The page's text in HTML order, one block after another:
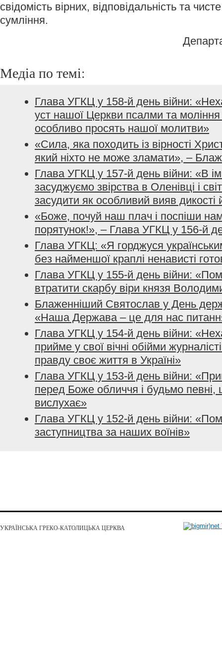
свідомість вірних, відповідальність та
сумління.
Медіа по темі:
Глава УГКЦ у 158-й день війни:
уст нашої Церкви псалми та моління
особливо просять нашої молитви»
«Сила, яка походить із вірності
який ніхто не може зламати», –
Глава УГКЦ у 157-й день війни: «В
засуджуємо звірства в Оленівці і
засудити як особливий вияв дикості
«Боже, почуй наш плач і поспіши
порятунок!», – Глава УГКЦ у 156-й
Глава УГКЦ: «Я горджуся
без найменшої краплі ненависті
Глава УГКЦ у 155-й день війни:
втратити скарбу віри князя
Блаженніший Святослав у День
«Наша Держава – це для нас
Глава УГКЦ у 154-й день війни:
прийме у свої вічні обійми
правду своє життя в Україні»
Глава УГКЦ у 153-й день війни:
перед Боже обличчя і будьмо певні,
вислухає»
Глава УГКЦ у 152-й день війни:
заступництва за наших воїнів»
УКРАЇНСЬКА ГРЕКО-КАТОЛИЦЬКА ЦЕРКВА